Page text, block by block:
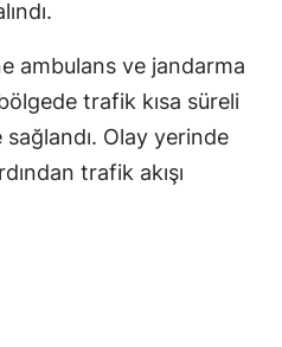
ambulans ve jandarma
trafik kısa süreli
Olay yerinde
trafik akışı